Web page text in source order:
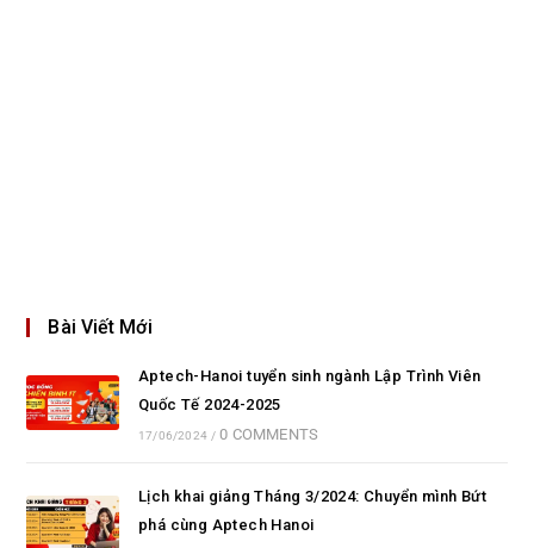
Bài Viết Mới
Aptech-Hanoi tuyển sinh ngành Lập Trình Viên
Quốc Tế 2024-2025
17/06/2024 / 0 COMMENTS
Lịch khai giảng Tháng 3/2024: Chuyển mình Bứt
phá cùng Aptech Hanoi